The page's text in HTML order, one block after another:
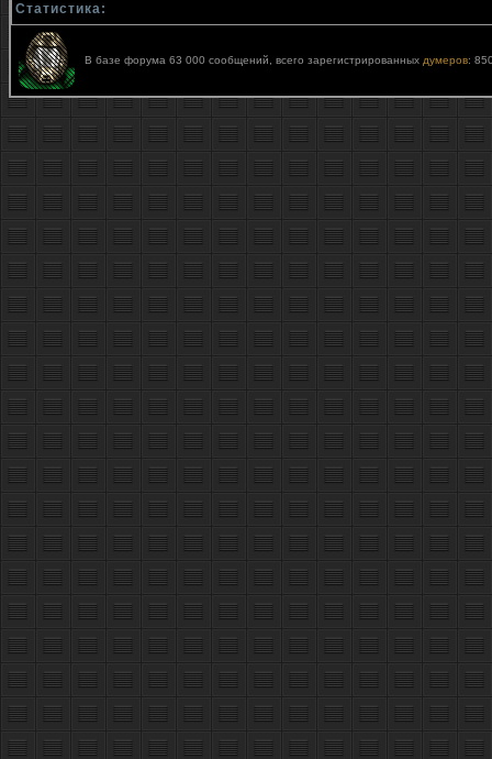
Статистика:
В базе форума 63 000 сообщений, всего зарегистрированных думеров: